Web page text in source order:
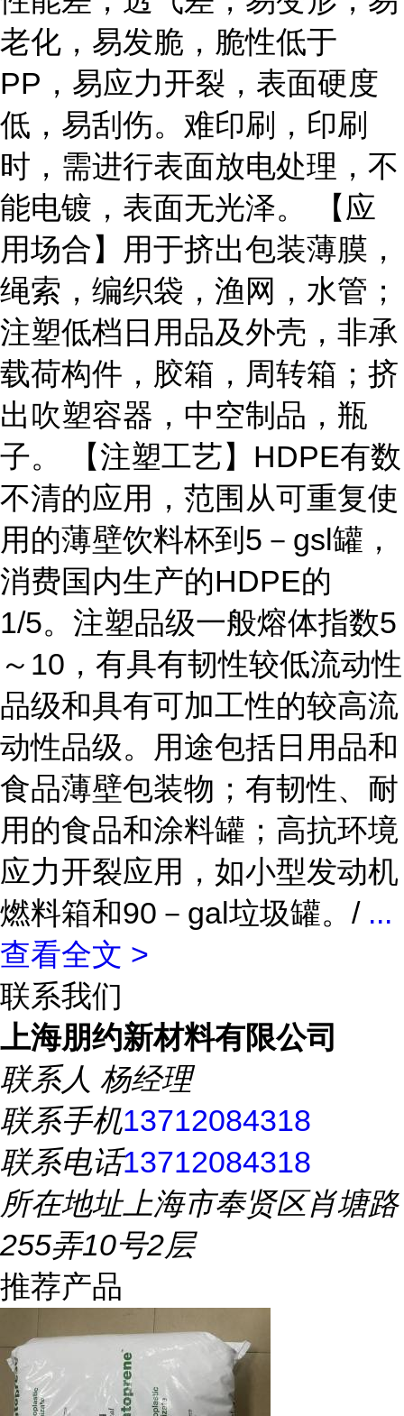
老化，易发脆，脆性低于
PP，易应力开裂，表面硬度
低，易刮伤。难印刷，印刷
时，需进行表面放电处理，不
能电镀，表面无光泽。 【应
用场合】用于挤出包装薄膜，
绳索，编织袋，渔网，水管；
注塑低档日用品及外壳，非承
载荷构件，胶箱，周转箱；挤
出吹塑容器，中空制品，瓶
子。 【注塑工艺】HDPE有数
不清的应用，范围从可重复使
用的薄壁饮料杯到5－gsl罐，
消费国内生产的HDPE的
1/5。注塑品级一般熔体指数5
～10，有具有韧性较低流动性
品级和具有可加工性的较高流
动性品级。用途包括日用品和
食品薄壁包装物；有韧性、耐
用的食品和涂料罐；高抗环境
应力开裂应用，如小型发动机
燃料箱和90－gal垃圾罐。/ ...
查看全文 >
联系我们
上海朋约新材料有限公司
联系人 杨经理
联系手机13712084318
联系电话13712084318
所在地址上海市奉贤区肖塘路
255弄10号2层
推荐产品